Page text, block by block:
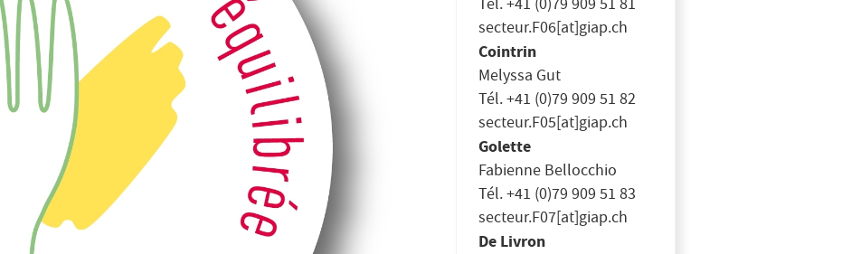
Tél. +41 (0)79 909 51 81
secteur.F06[at]giap.ch
Cointrin
Melyssa Gut
Tél. +41 (0)79 909 51 82
secteur.F05[at]giap.ch
Golette
Fabienne Bellocchio
Tél. +41 (0)79 909 51 83
secteur.F07[at]giap.ch
De Livron